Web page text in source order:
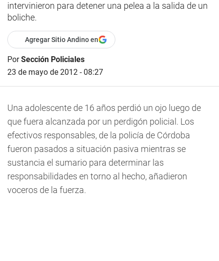
intervinieron para detener una pelea a la salida de un
boliche.
Agregar Sitio Andino en
PorSección Policiales
23 de mayo de 2012 - 08:27
Una adolescente de 16 años perdió un ojo luego de
que fuera alcanzada por un perdigón policial. Los
efectivos responsables, de la policía de Córdoba
fueron pasados a situación pasiva mientras se
sustancia el sumario para determinar las
responsabilidades en torno al hecho, añadieron
voceros de la fuerza.